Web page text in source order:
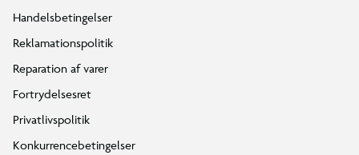
Handelsbetingelser
Reklamationspolitik
Reparation af varer
Fortrydelsesret
Privatlivspolitik
Konkurrencebetingelser